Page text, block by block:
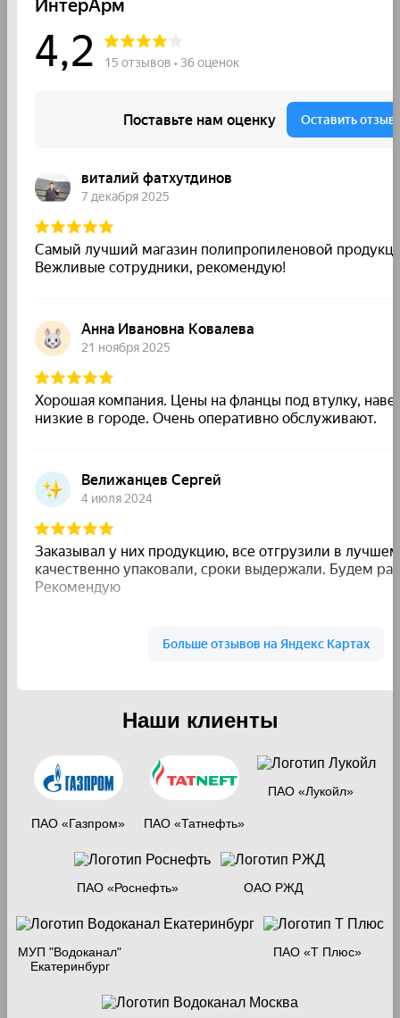
Наши клиенты
ПАО «Газпром» ПАО «Татнефть»
ПАО «Лукойл»
ПАО «Роснефть» ОАО РЖД
МУП "Водоканал"
Екатеринбург
ПАО «Т Плюс»